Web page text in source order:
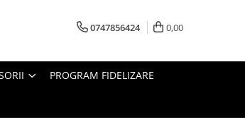
0747856424 0,00
PROGRAM FIDELIZARE